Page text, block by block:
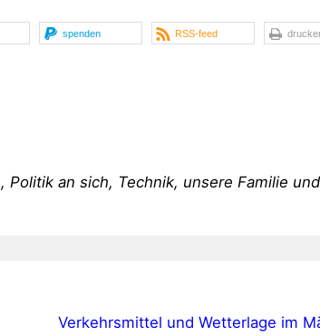
spenden RSS-feed
an sich, Technik, unsere Familie
Verkehrsmittel und Wetterlage im